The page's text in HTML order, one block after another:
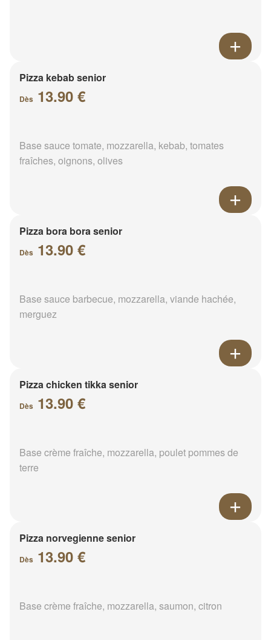
Pizza kebab senior
Dès 13.90 €
Base sauce tomate, mozzarella, kebab, tomates
fraîches, oignons, olives
Pizza bora bora senior
Dès 13.90 €
Base sauce barbecue, mozzarella, viande hachée,
merguez
Pizza chicken tikka senior
Dès 13.90 €
Base crème fraîche, mozzarella, poulet pommes de
terre
Pizza norvegienne senior
Dès 13.90 €
Base crème fraîche, mozzarella, saumon, citron